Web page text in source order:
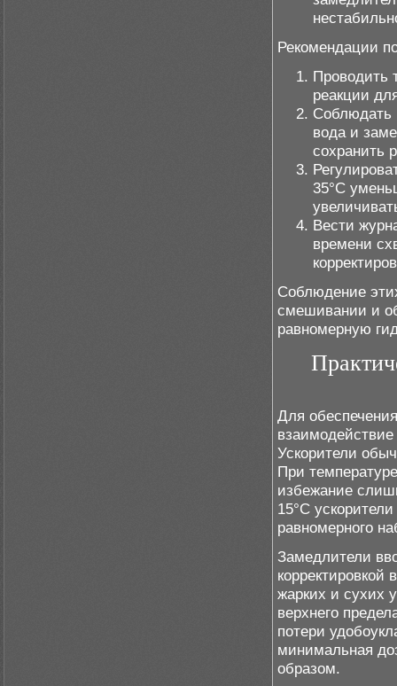
Рекомендации
Проводить
реакции
Соблюдать
вода и
сохранить
35°C
Вести
времени
Соблюдение
смешивании и
равномерную
Для
Ускорители
При
избежание
15°C
равномерного
Замедлители
жарких и сухих
верхнего
потери
минимальная
образом.